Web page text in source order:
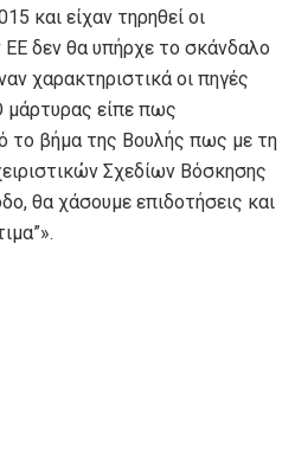
και είχαν τηρηθεί οι
δεν θα υπήρχε το σκάνδαλο
χαρακτηριστικά οι πηγές
μάρτυρας είπε πως
το βήμα της Βουλής πως με τη
Σχεδίων Βόσκησης
θα χάσουμε επιδοτήσεις και